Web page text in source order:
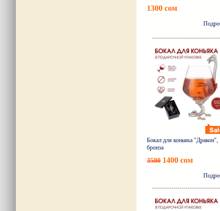
1300 сом
Бокал для коньяка "Дракон",
бронза
3500 1400 сом